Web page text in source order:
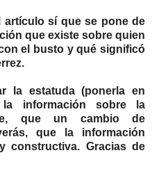
artículo sí que se pone de
que existe sobre quien
el busto y qué significó
la estatuda (ponerla en
información sobre la
que un cambio de
que la información
constructiva. Gracias de